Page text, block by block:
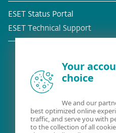
ESET Status Portal
ESET Technical Support
Your
choice
We and our
best optimized online
traffic, and serve you with
to the collection of all